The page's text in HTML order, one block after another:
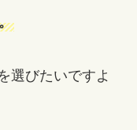
選びたいですよ